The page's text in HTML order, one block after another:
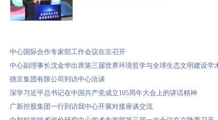
中心国际合作专家部工作会议在京召开
中心副理事长沈金华出席第三届世界环境哲学与全球生态文明建设学
德京集团有限公司到访中心洽谈
深学习近平总书记在中国共产党成立105周年大会上的讲话精神
广新控股集团一行到访我中心开展对接座谈交流